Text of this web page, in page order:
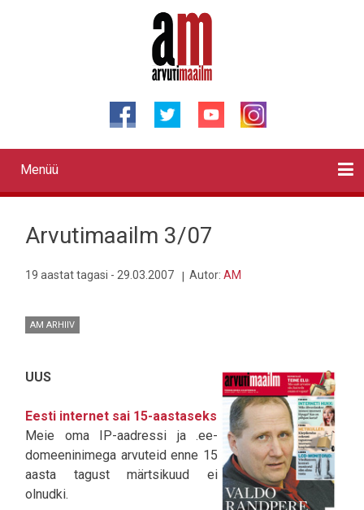
Primary
links
Menüü
Arvutimaailm 3/07
19 aastat tagasi - 29.03.2007 Autor: AM
AM ARHIIV
UUS
Eesti internet sai 15-aastaseks
Meie oma IP-aadressi ja .ee-
domeeninimega arvuteid enne 15
aasta tagust märtsikuud ei
olnudki.